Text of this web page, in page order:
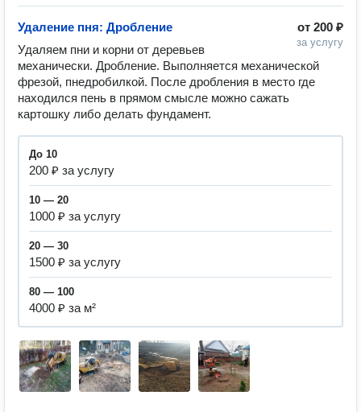
от 200 ₽
за услугу
Удаление пня: Дробление
Удаляем пни и корни от деревьев
механически. Дробление. Выполняется механической
фрезой, пнедробилкой. После дробления в место где
находился пень в прямом смысле можно сажать
картошку либо делать фундамент.
До 10
200 ₽ за услугу
10 — 20
1000 ₽ за услугу
20 — 30
1500 ₽ за услугу
80 — 100
4000 ₽ за м²